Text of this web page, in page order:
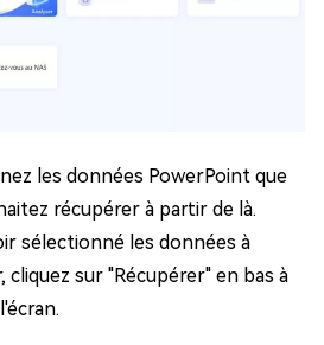
les données PowerPoint que
récupérer à partir de là.
sélectionné les données à
cliquez sur "Récupérer" en bas à